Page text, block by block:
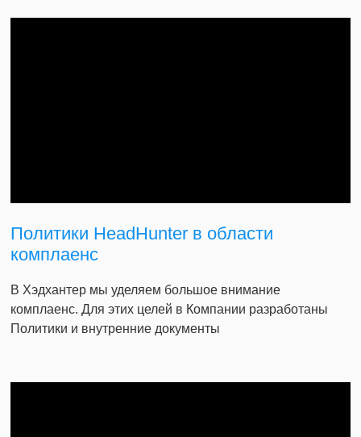
Политики HeadHunter в области
комплаенс
В Хэдхантер мы уделяем большое внимание
комплаенс. Для этих целей в Компании разработаны
Политики и внутренние документы